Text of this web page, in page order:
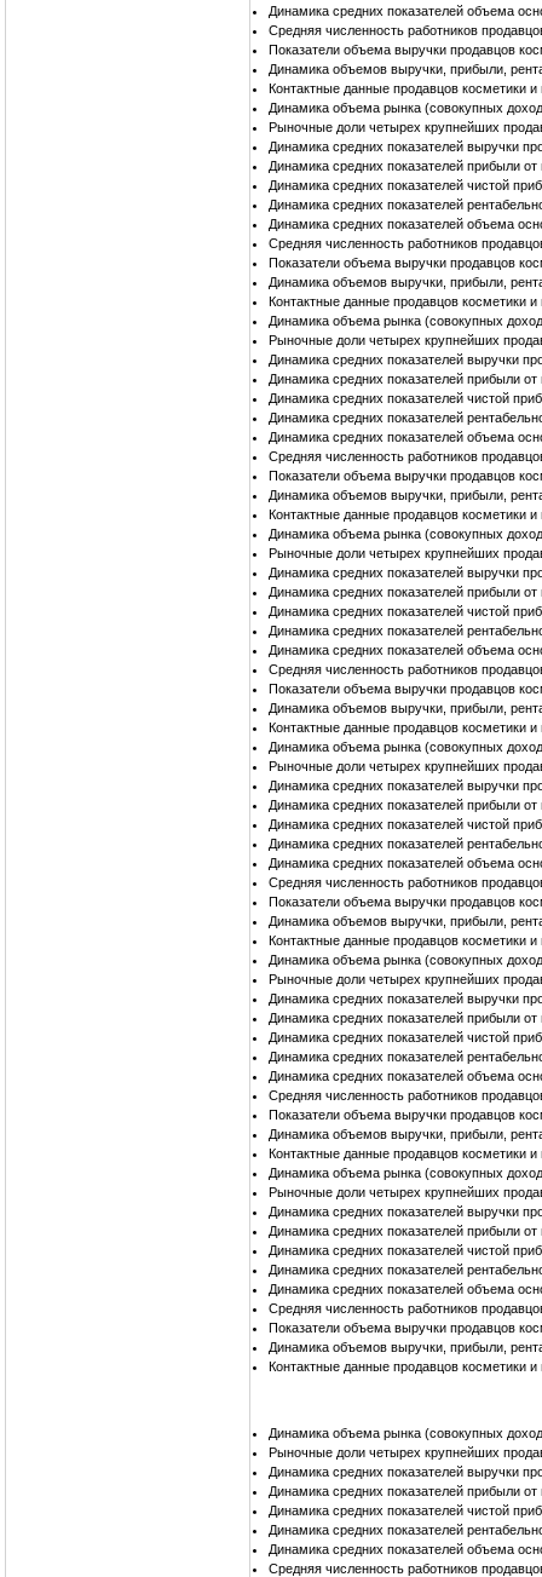
Динамика средних показателей объема
Средняя численность работников
Показатели объема выручки продавцов
Динамика объемов выручки, прибыли,
Контактные данные продавцов косметики
Динамика объема рынка (совокупных
Рыночные доли четырех крупнейших
Динамика средних показателей выручки
Динамика средних показателей прибыли
Динамика средних показателей чистой
Динамика средних показателей
Динамика средних показателей объема
Средняя численность работников
Показатели объема выручки продавцов
Динамика объемов выручки, прибыли,
Контактные данные продавцов косметики
Динамика объема рынка (совокупных
Рыночные доли четырех крупнейших
Динамика средних показателей выручки
Динамика средних показателей прибыли
Динамика средних показателей чистой
Динамика средних показателей
Динамика средних показателей объема
Средняя численность работников
Показатели объема выручки продавцов
Динамика объемов выручки, прибыли,
Контактные данные продавцов косметики
Динамика объема рынка (совокупных
Рыночные доли четырех крупнейших
Динамика средних показателей выручки
Динамика средних показателей прибыли
Динамика средних показателей чистой
Динамика средних показателей
Динамика средних показателей объема
Средняя численность работников
Показатели объема выручки продавцов
Динамика объемов выручки, прибыли,
Контактные данные продавцов косметики
Динамика объема рынка (совокупных
Рыночные доли четырех крупнейших
Динамика средних показателей выручки
Динамика средних показателей прибыли
Динамика средних показателей чистой
Динамика средних показателей
Динамика средних показателей объема
Средняя численность работников
Показатели объема выручки продавцов
Динамика объемов выручки, прибыли,
Контактные данные продавцов косметики
Динамика объема рынка (совокупных
Рыночные доли четырех крупнейших
Динамика средних показателей выручки
Динамика средних показателей прибыли
Динамика средних показателей чистой
Динамика средних показателей
Динамика средних показателей объема
Средняя численность работников
Показатели объема выручки продавцов
Динамика объемов выручки, прибыли,
Контактные данные продавцов косметики
Динамика объема рынка (совокупных
Рыночные доли четырех крупнейших
Динамика средних показателей выручки
Динамика средних показателей прибыли
Динамика средних показателей чистой
Динамика средних показателей
Динамика средних показателей объема
Средняя численность работников
Показатели объема выручки продавцов
Динамика объемов выручки, прибыли,
Контактные данные продавцов косметики
Динамика объема рынка (совокупных
Рыночные доли четырех крупнейших
Динамика средних показателей выручки
Динамика средних показателей прибыли
Динамика средних показателей чистой
Динамика средних показателей
Динамика средних показателей объема
Средняя численность работников